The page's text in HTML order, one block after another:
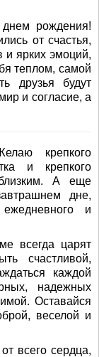
рождения!
от счастья,
и ярких эмоций,
теплом, самой
друзья будут
и согласие, а
крепкого
и крепкого
А еще
дне,
и
всегда царят
счастливой,
каждой
надежных
Оставайся
веселой и
всего сердца,